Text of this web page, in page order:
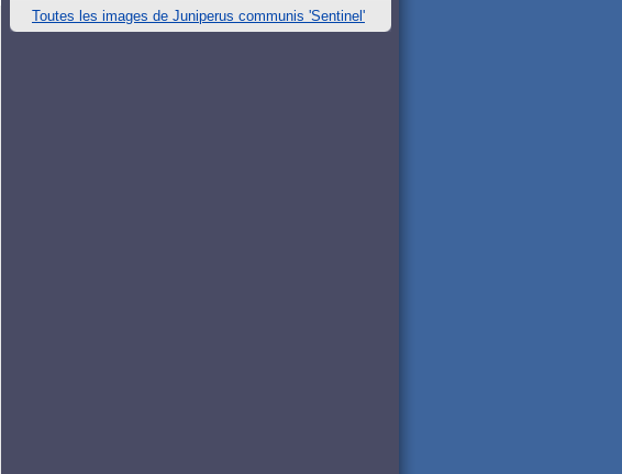
Toutes les images de Juniperus communis 'Sentinel'